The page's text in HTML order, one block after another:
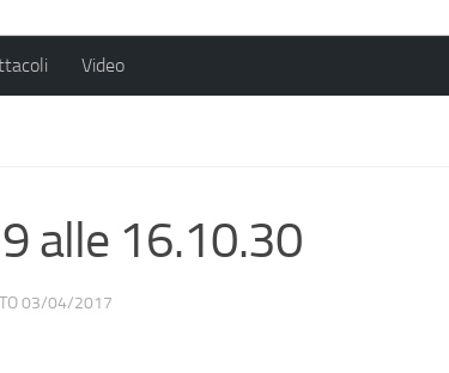
Video
alle 16.10.30
03/04/2017